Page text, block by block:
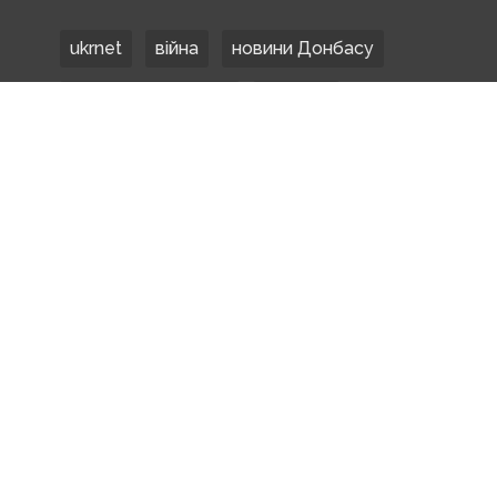
ukrnet війна новини Донбасу